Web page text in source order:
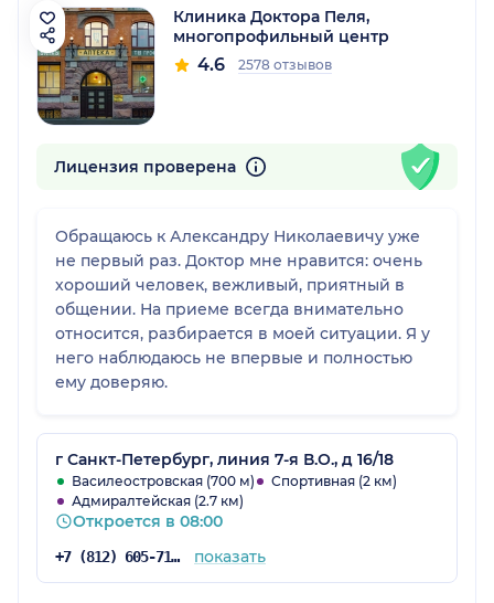
Клиника Доктора Пеля,
многопрофильный центр
4.6 2578 отзывов
Лицензия проверена
Обращаюсь к Александру Николаевичу уже
не первый раз. Доктор мне нравится: очень
хороший человек, вежливый, приятный в
общении. На приеме всегда внимательно
относится, разбирается в моей ситуации. Я у
него наблюдаюсь не впервые и полностью
ему доверяю.
г Санкт-Петербург, линия 7-я В.О., д 16/18
Василеостровская (700 м)
Спортивная (2 км)
Адмиралтейская (2.7 км)
Откроется в 08:00
+7 (812) 605-71-04 показать